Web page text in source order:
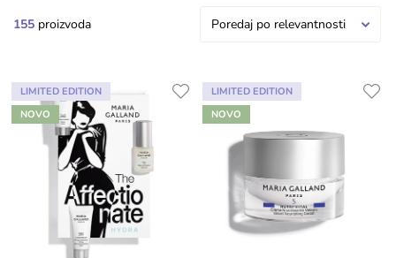
155 proizvoda Poredaj po relevantnosti
LIMITED EDITION
NOVO
LIMITED EDITION
NOVO